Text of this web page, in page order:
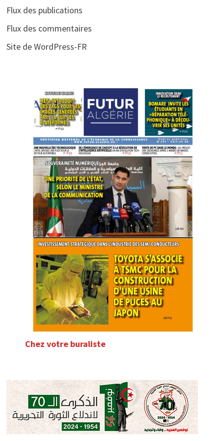
Flux des publications
Flux des commentaires
Site de WordPress-FR
Chez votre buraliste